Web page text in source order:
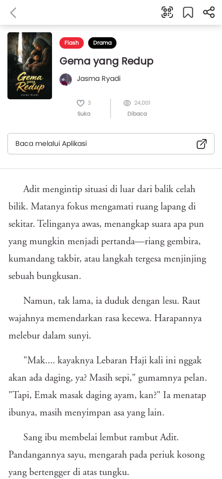
Flash Drama
Gema yang Redup
Jasma Ryadi
3
Suka
24,001
Dibaca
Baca melalui Aplikasi
Adit mengintip situasi di luar dari balik celah
bilik. Matanya fokus mengamati ruang lapang di
sekitar. Telinganya awas, menangkap suara apa pun
yang mungkin menjadi pertanda—riang gembira,
kumandang takbir, atau langkah tergesa menjinjing
sebuah bungkusan.
Namun, tak lama, ia duduk dengan lesu. Raut
wajahnya memendarkan rasa kecewa. Harapannya
melebur dalam sunyi.
"Mak.... kayaknya Lebaran Haji kali ini nggak
akan ada daging, ya? Masih sepi," gumamnya pelan.
"Tapi, Emak masak daging ayam, kan?" Ia menatap
ibunya, masih menyimpan asa yang lain.
Sang ibu membelai lembut rambut Adit.
Pandangannya sayu, mengarah pada periuk kosong
yang bertengger di atas tungku.